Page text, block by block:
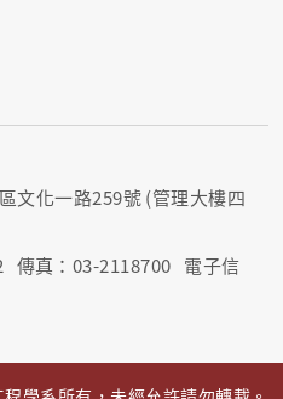
文化一路259號 (管理大樓四
傳真：03-2118700 電子信